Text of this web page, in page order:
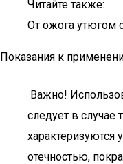
Читайте также:
От ожога утюгом
Показания к
Важно!
следует в случае
характеризуются
отечностью,